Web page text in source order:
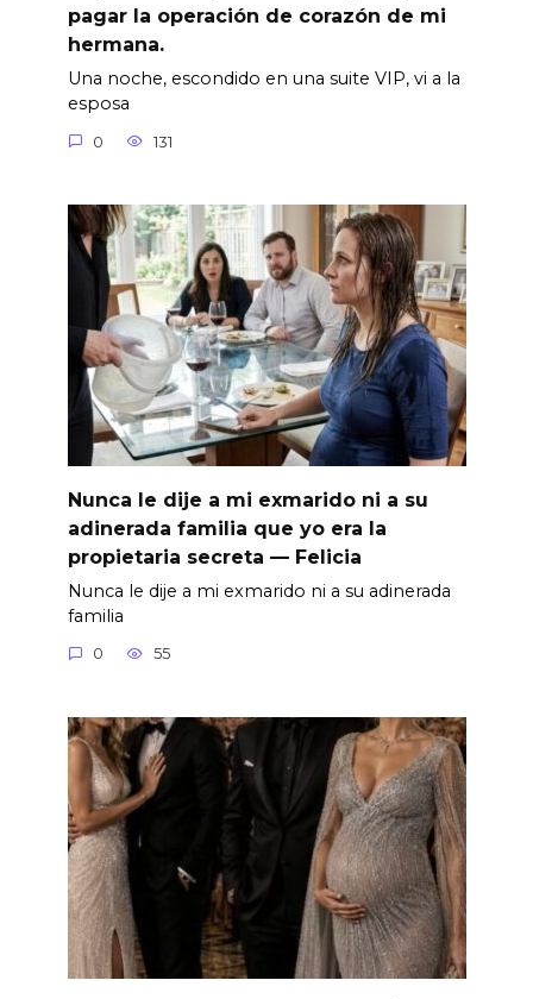
pagar la operación de corazón de mi
hermana.
Una noche, escondido en una suite VIP, vi a la
esposa
0 131
Nunca le dije a mi exmarido ni a su
adinerada familia que yo era la
propietaria secreta — Felicia
Nunca le dije a mi exmarido ni a su adinerada
familia
0 55